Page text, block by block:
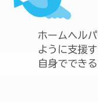
ホームヘル
ように支援
自身ででき